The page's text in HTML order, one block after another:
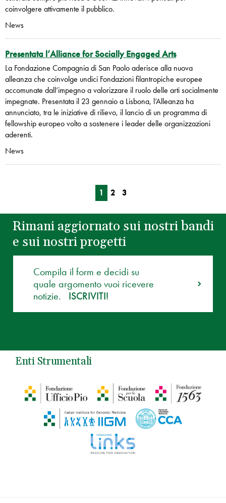
coinvolgere attivamente il pubblico.
News
Presentata l’Alliance for Socially Engaged Arts
La Fondazione Compagnia di San Paolo aderisce alla nuova
alleanza che coinvolge undici Fondazioni filantropiche europee
accomunate dall’impegno a valorizzare il ruolo delle arti socialmente
impegnate. Presentata il 23 gennaio a Lisbona, l’Alleanza ha
annunciato, tra le iniziative di rilievo, il lancio di un programma di
fellowship europeo volto a sostenere i leader delle organizzazioni
aderenti.
News
1 2 3
Rimani aggiornato sui nostri bandi
e sui nostri progetti
Compila il form e decidi su
quale argomento vuoi ricevere
notizie.
ISCRIVITI!
Enti Strumentali